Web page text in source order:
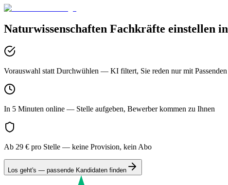
Naturwissenschaften Fachkräfte einstellen in
Vorauswahl statt Durchwühlen — KI filtert, Sie reden nur mit Passenden
In 5 Minuten online — Stelle aufgeben, Bewerber kommen zu Ihnen
Ab 29 € pro Stelle — keine Provision, kein Abo
Los geht's — passende Kandidaten finden